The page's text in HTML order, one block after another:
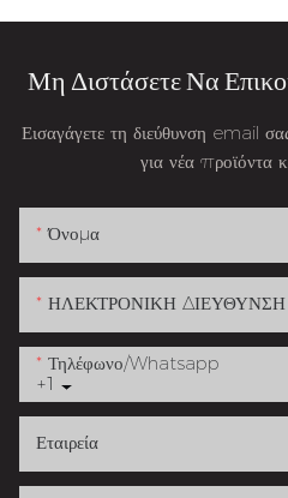
Μη Διστάσετε Να
Εισαγάγετε τη διεύθυνση email
για νέα προϊόντα
Όνομα
ΗΛΕΚΤΡΟΝΙΚΗ ΔΙΕΥΘΥΝΣΗ
+1
Τηλέφωνο/whatsapp
Εταιρεία